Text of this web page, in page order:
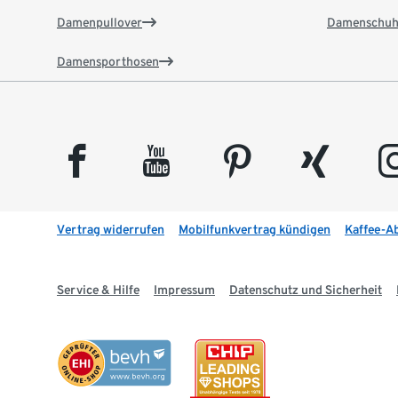
Damenpullover
Damensporthosen
facebook youtube pinterest xing
Vertrag widerrufen Mobilfunkvertrag kündigen Kaffee-
Service & Hilfe Impressum Datenschutz und Sicherheit